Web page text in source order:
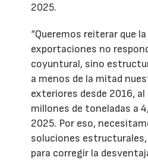
2025.
“Queremos reiterar que
exportaciones no
coyuntural, sino
a menos de la mitad
exteriores desde 2016, al
millones de toneladas a
2025. Por eso,
soluciones
para corregir la